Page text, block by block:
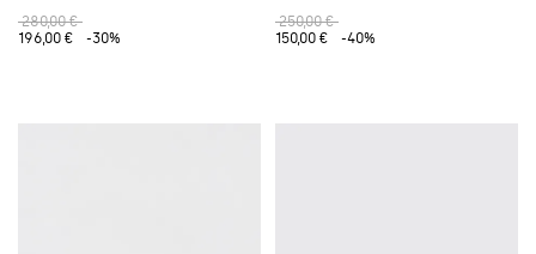
280,00 €
196,00 €
-30%
250,00 €
150,00 €
-40%